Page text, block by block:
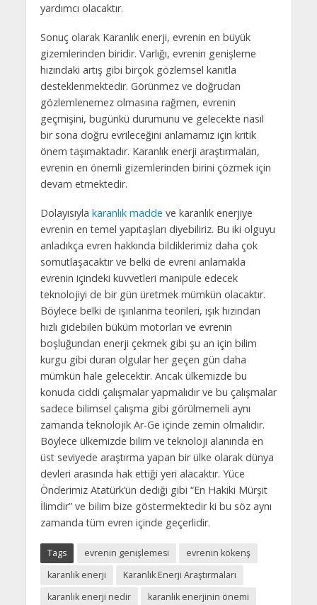
yardımcı olacaktır.
Sonuç olarak Karanlık enerji, evrenin en büyük
gizemlerinden biridir. Varlığı, evrenin genişleme
hızındaki artış gibi birçok gözlemsel kanıtla
desteklenmektedir. Görünmez ve doğrudan
gözlemlenemez olmasına rağmen, evrenin
geçmişini, bugünkü durumunu ve gelecekte nasıl
bir sona doğru evrileceğini anlamamız için kritik
önem taşımaktadır. Karanlık enerji araştırmaları,
evrenin en önemli gizemlerinden birini çözmek için
devam etmektedir.
Dolayısıyla karanlık madde ve karanlık enerjiye
evrenin en temel yapıtaşları diyebiliriz. Bu iki olguyu
anladıkça evren hakkında bildiklerimiz daha çok
somutlaşacaktır ve belki de evreni anlamakla
evrenin içindeki kuvvetleri manipüle edecek
teknolojiyi de bir gün üretmek mümkün olacaktır.
Böylece belki de ışınlanma teorileri, ışık hızından
hızlı gidebilen büküm motorları ve evrenin
boşluğundan enerji çekmek gibi şu an için bilim
kurgu gibi duran olgular her geçen gün daha
mümkün hale gelecektir. Ancak ülkemizde bu
konuda ciddi çalışmalar yapmalıdır ve bu çalışmalar
sadece bilimsel çalışma gibi görülmemeli aynı
zamanda teknolojik Ar-Ge içinde zemin olmalıdır.
Böylece ülkemizde bilim ve teknoloji alanında en
üst seviyede araştırma yapan bir ülke olarak dünya
devleri arasında hak ettiği yeri alacaktır. Yüce
Önderimiz Atatürk’ün dediği gibi “En Hakiki Mürşit
İlimdir” ve bilim bize göstermektedir ki bu söz aynı
zamanda tüm evren içinde geçerlidir.
Tags evrenin genişlemesi
evrenin kökenş
karanlık enerji
Karanlık Enerji Araştırmaları
karanlık enerji nedir
karanlık enerjinin önemi